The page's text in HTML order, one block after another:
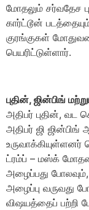
மோதலும் சர்வதேச
கார்ட்டூன்
குரங்குகள்
பெயரிட்டுள்ளார்.
புதின், ஜின்பிங்
அதிபர் புதின், வட
அதிபர் ஜி
ட்ரம்ப் – மஸ்க்
அழைப்பது
அழைப்பு வருவது
விஷயத்தைப் பற்றி